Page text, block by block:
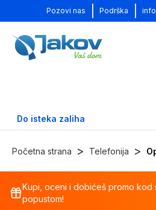
Pozovi nas Podrška
Do isteka zaliha
Početna strana > Telefonija >
Kupi, oceni i dobićeš promo kod
popustom!